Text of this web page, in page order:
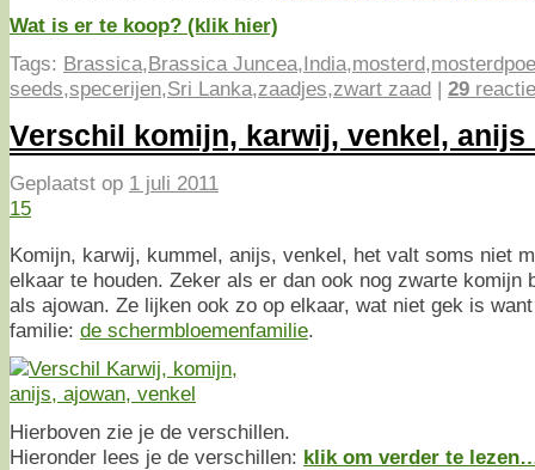
Wat is er te koop? (klik hier)
Tags: Brassica,Brassica Juncea,India,mosterd,
seeds,specerijen,Sri Lanka,zaadjes,zwart zaad | 29
Verschil komijn, karwij, venkel, anijs
Geplaatst op 1 juli 2011
15
Komijn, karwij, kummel, anijs, venkel, het valt soms niet
elkaar te houden. Zeker als er dan ook nog zwarte komijn
als ajowan. Ze lijken ook zo op elkaar, wat niet gek is
familie: de schermbloemenfamilie.
Hierboven zie je de verschillen.
Hieronder lees je de verschillen: klik om verder te